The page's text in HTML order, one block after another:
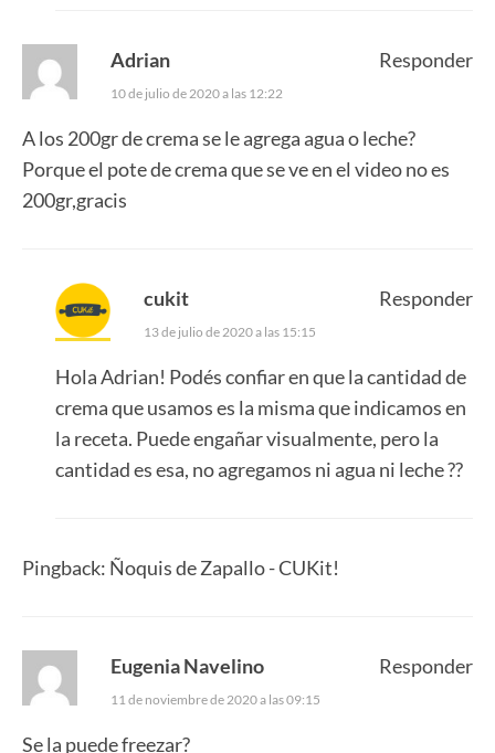
Adrian
10 de julio de 2020 a las 12:22
A los 200gr de crema se le agrega agua o leche?
Porque el pote de crema que se ve en el video no es
200gr,gracis
Responder
cukit
13 de julio de 2020 a las 15:15
Hola Adrian! Podés confiar en que la cantidad de
crema que usamos es la misma que indicamos en
la receta. Puede engañar visualmente, pero la
cantidad es esa, no agregamos ni agua ni leche ??
Responder
Pingback: Ñoquis de Zapallo - CUKit!
Eugenia Navelino
11 de noviembre de 2020 a las 09:15
Se la puede freezar?
Responder